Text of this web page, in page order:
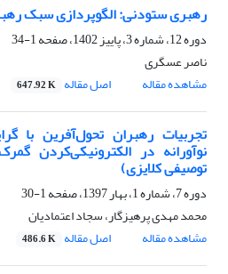
رهبری ستودنی: الگوپردازی سبک
دوره 12، شماره 3، پاییز 1402، صفحه
1-34
ناصر عسگری
مشاهده مقاله
اصل مقاله 647.92 K
تجربیات رهبران تحول‌آفرین با
نوآورانه در الکترونیکی‌کردن
توصیفی کلایزی)
دوره 7، شماره 1، بهار 1397، صفحه
1-30
محمد مهدی پرهیزگار، سجاد اعتمادیان
مشاهده مقاله
اصل مقاله 486.6 K